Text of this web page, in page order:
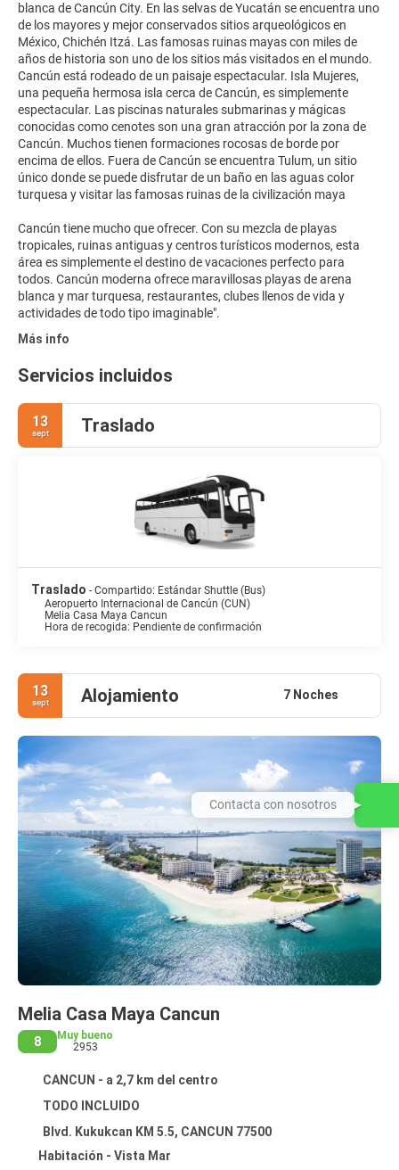
blanca de Cancún City. En las selvas de Yucatán se encuentra uno
de los mayores y mejor conservados sitios arqueológicos en
México, Chichén Itzá. Las famosas ruinas mayas con miles de
años de historia son uno de los sitios más visitados en el mundo.
Cancún está rodeado de un paisaje espectacular. Isla Mujeres,
una pequeña hermosa isla cerca de Cancún, es simplemente
espectacular. Las piscinas naturales submarinas y mágicas
conocidas como cenotes son una gran atracción por la zona de
Cancún. Muchos tienen formaciones rocosas de borde por
encima de ellos. Fuera de Cancún se encuentra Tulum, un sitio
único donde se puede disfrutar de un baño en las aguas color
turquesa y visitar las famosas ruinas de la civilización maya
Cancún tiene mucho que ofrecer. Con su mezcla de playas
tropicales, ruinas antiguas y centros turísticos modernos, esta
área es simplemente el destino de vacaciones perfecto para
todos. Cancún moderna ofrece maravillosas playas de arena
blanca y mar turquesa, restaurantes, clubes llenos de vida y
Más info
Servicios incluidos
13
sept Traslado
Traslado - Compartido: Estándar Shuttle (Bus)
Aeropuerto Internacional de Cancún (CUN)
Melia Casa Maya Cancun
Hora de recogida: Pendiente de confirmación
13
sept Alojamiento 7 Noches
Melia Casa Maya Cancun
8
Muy bueno
2953
CANCUN - a 2,7 km del centro
TODO INCLUIDO
Blvd. Kukukcan KM 5.5, CANCUN 77500
Habitación - Vista Mar
Contacta con nosotros